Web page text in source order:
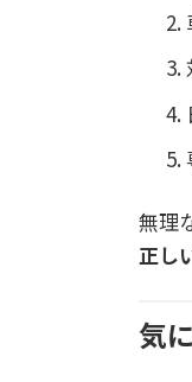
無理
正し
気